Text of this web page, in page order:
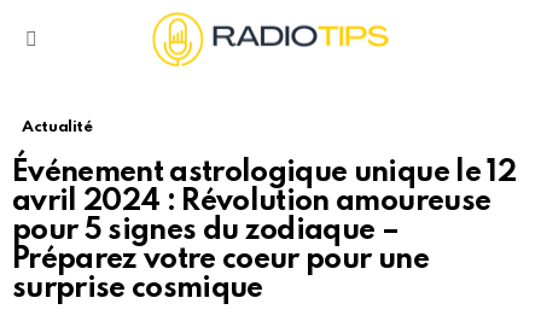
Actualité
Événement astrologique unique le 12
avril 2024 : Révolution amoureuse
pour 5 signes du zodiaque –
Préparez votre coeur pour une
surprise cosmique